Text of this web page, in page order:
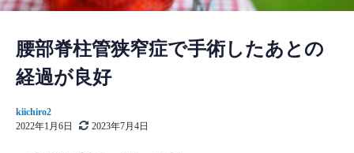
腰部脊柱管狭窄症で手術したあとの
経過が良好
kiichiro2
2022年1月6日
2023年7月4日